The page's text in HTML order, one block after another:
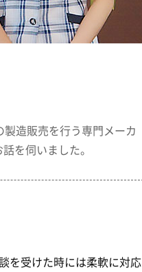
製造販売を行う専門メーカ
を伺いました。
を受けた時には柔軟に対応